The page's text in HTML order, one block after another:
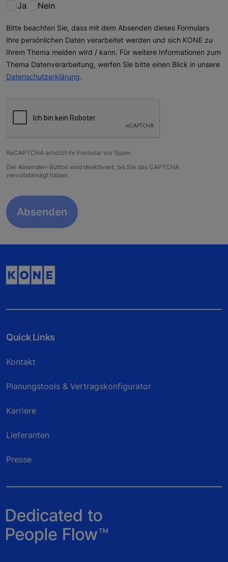
Ja
Nein
Bitte beachten Sie, dass mit dem Absenden dieses Formulars
Ihre persönlichen Daten verarbeitet werden und sich KONE zu
Ihrem Thema melden wird / kann. Für weitere Informationen zum
Thema Datenverarbeitung, werfen Sie bitte einen Blick in unsere
Datenschutzerklärung.
ReCAPTCHA schützt ihr Formular vor Spam.
Der Absenden-Button wird deaktiviert, bis Sie das CAPTCHA
vervollständigt haben.
Quick Links
Kontakt
Planungstools & Vertragskonfigurator
Karriere
Lieferanten
Presse